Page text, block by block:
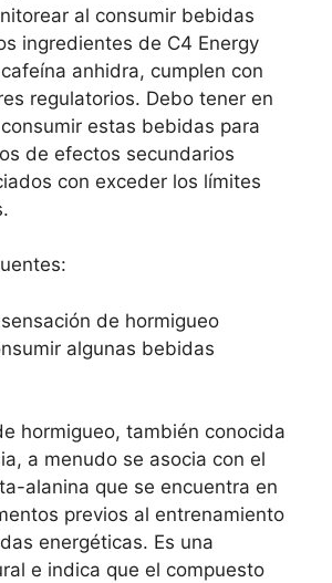
al consumir bebidas
ingredientes de C4 Energy
anhidra, cumplen con
regulatorios. Debo tener en
estas bebidas para
de efectos secundarios
con exceder los límites
de hormigueo
algunas bebidas
hormigueo, también conocida
a menudo se asocia con el
alanina que se encuentra en
previos al entrenamiento
energéticas. Es una
e indica que el compuesto